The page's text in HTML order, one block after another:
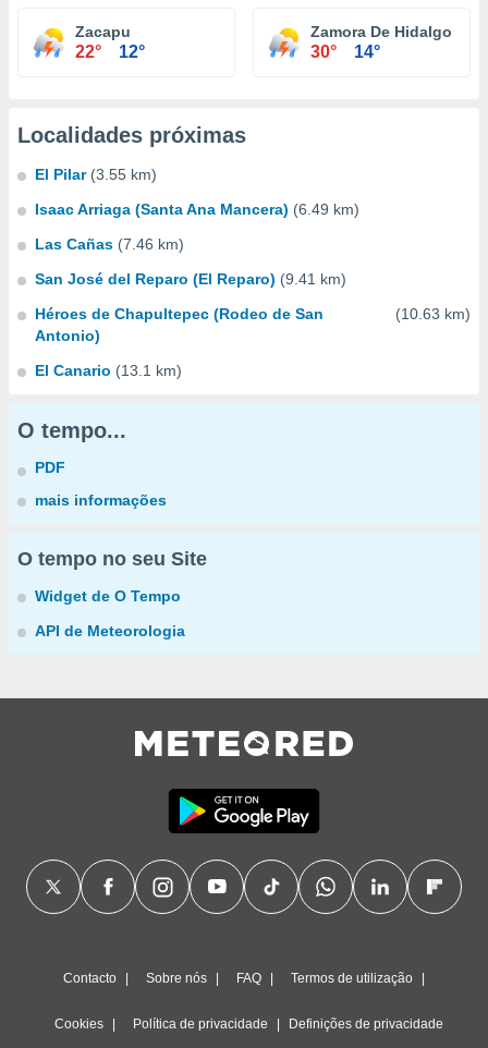
Zacapu
22° 12°
Zamora De Hidalgo
30° 14°
Localidades próximas
El Pilar (3.55 km)
Isaac Arriaga (Santa Ana Mancera) (6.49 km)
Las Cañas (7.46 km)
San José del Reparo (El Reparo) (9.41 km)
Héroes de Chapultepec (Rodeo de San
Antonio)
(10.63 km)
El Canario (13.1 km)
O tempo...
PDF
mais informações
O tempo no seu Site
Widget de O Tempo
API de Meteorologia
Contacto Sobre nós FAQ Termos de utilização
Cookies Política de privacidade Definições de privacidade